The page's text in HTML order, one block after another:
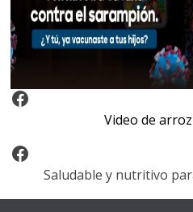
Video Arroz Fortificado
Video de
Facebook
Saludable y nutritivo